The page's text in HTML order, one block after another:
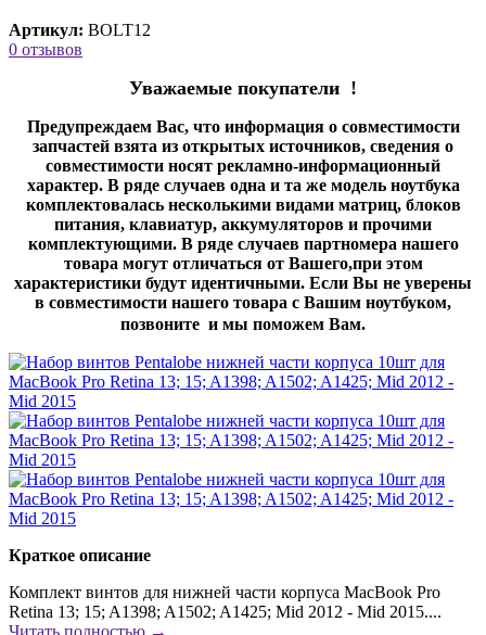
Артикул: BOLT12
0 отзывов
Уважаемые покупатели !
Предупреждаем Вас, что информация о совместимости
запчастей взята из открытых источников, сведения о
совместимости носят рекламно-информационный
характер. В ряде случаев одна и та же модель ноутбука
комплектовалась несколькими видами матриц, блоков
питания, клавиатур, аккумуляторов и прочими
комплектующими. В ряде случаев партномера нашего
товара могут отличаться от Вашего,при этом
характеристики будут идентичными. Если Вы не уверены
в совместимости нашего товара с Вашим ноутбуком,
позвоните и мы поможем Вам.
Краткое описание
Комплект винтов для нижней части корпуса MacBook Pro
Retina 13; 15; A1398; A1502; A1425; Mid 2012 - Mid 2015....